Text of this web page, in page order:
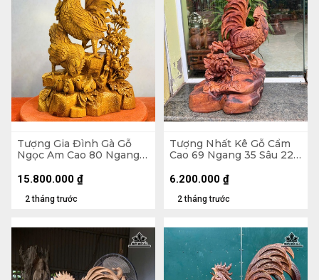
Tượng Gia Đình Gà Gỗ
Ngọc Am Cao 80 Ngang
2 tháng trước
15.800.000 ₫
Tượng Nhất Kê Gỗ Cẩm
Cao 69 Ngang 35 Sâu 22
2 tháng trước
6.200.000 ₫